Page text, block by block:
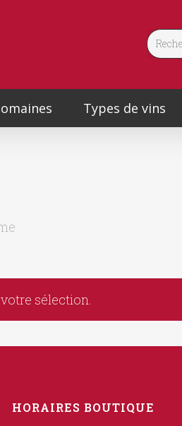
Types de vins
sélection.
HORAIRES BOUTIQUE